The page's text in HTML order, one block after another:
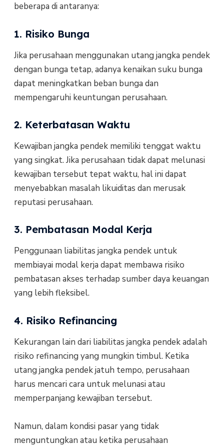
beberapa di antaranya:
1. Risiko Bunga
Jika perusahaan menggunakan utang jangka pendek
dengan bunga tetap, adanya kenaikan suku bunga
dapat meningkatkan beban bunga dan
mempengaruhi keuntungan perusahaan.
2. Keterbatasan Waktu
Kewajiban jangka pendek memiliki tenggat waktu
yang singkat. Jika perusahaan tidak dapat melunasi
kewajiban tersebut tepat waktu, hal ini dapat
menyebabkan masalah likuiditas dan merusak
reputasi perusahaan.
3. Pembatasan Modal Kerja
Penggunaan liabilitas jangka pendek untuk
membiayai modal kerja dapat membawa risiko
pembatasan akses terhadap sumber daya keuangan
yang lebih fleksibel.
4. Risiko Refinancing
Kekurangan lain dari liabilitas jangka pendek adalah
risiko refinancing yang mungkin timbul. Ketika
utang jangka pendek jatuh tempo, perusahaan
harus mencari cara untuk melunasi atau
memperpanjang kewajiban tersebut.
Namun, dalam kondisi pasar yang tidak
menguntungkan atau ketika perusahaan